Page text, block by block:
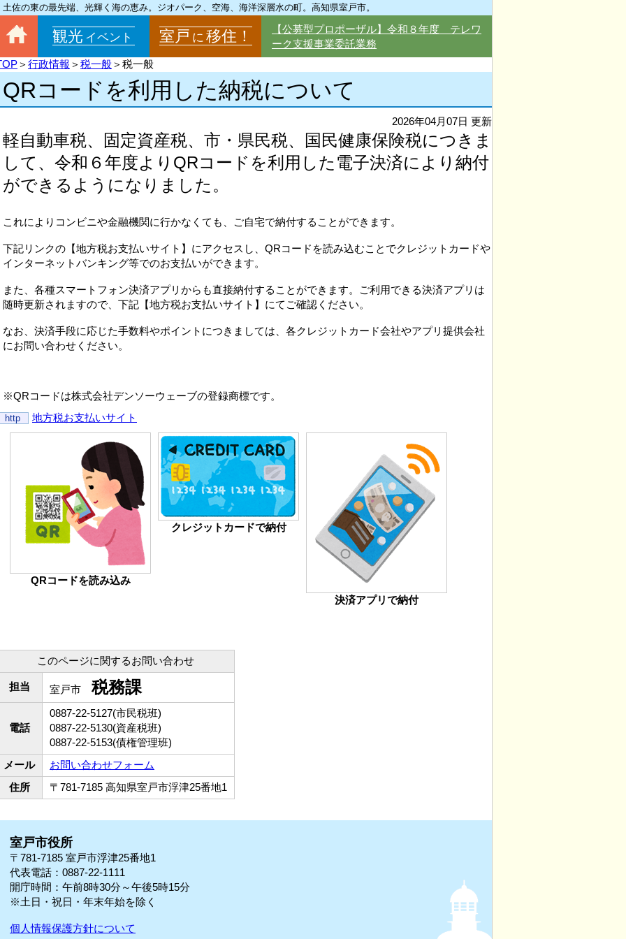
土佐の東の最先端、光輝く海の恵み。ジオパーク、空海、海洋深層水の町。高知県室戸市。
観光 イベント 室戸 に 移住！
【公募型プロポーザル】令和８年度 テレワ
ーク支援事業委託業務
＞ 行政情報 ＞ 税一般＞税一般
QRコードを利用した納税について
2026年04月07日 更新
軽自動車税、固定資産税、市・県民税、国民健康保険税につきま
して、令和６年度よりQRコードを利用した電子決済により納付
ができるようになりました。
これによりコンビニや金融機関に行かなくても、ご自宅で納付することができます。
下記リンクの【地方税お支払いサイト】にアクセスし、QRコードを読み込むことでクレジットカードや
インターネットバンキング等でのお支払いができます。
また、各種スマートフォン決済アプリからも直接納付することができます。ご利用できる決済アプリは
随時更新されますので、下記【地方税お支払いサイト】にてご確認ください。
なお、決済手段に応じた手数料やポイントにつきましては、各クレジットカード会社やアプリ提供会社
にお問い合わせください。
※QRコードは株式会社デンソーウェーブの登録商標です。
http 地方税お支払いサイト
QRコードを読み込み
クレジットカードで納付
決済アプリで納付
このページに関するお問い合わせ
担当 室戸市 税務課
電話
0887-22-5127(市民税班)
0887-22-5130(資産税班)
0887-22-5153(債権管理班)
メール
お問い合わせフォーム
住所
〒781-7185 高知県室戸市浮津25番地1
室戸市役所
〒781-7185 室戸市浮津25番地1
代表電話：0887-22-1111
開庁時間：午前8時30分～午後5時15分
※土日・祝日・年末年始を除く
個人情報保護方針について